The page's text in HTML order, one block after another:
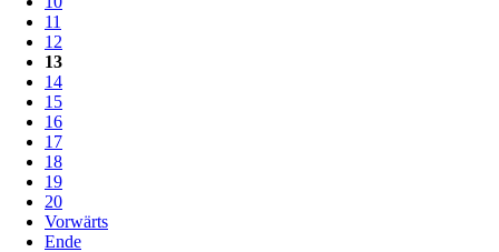
11
12
13
14
15
16
17
18
19
20
Vorwärts
Ende